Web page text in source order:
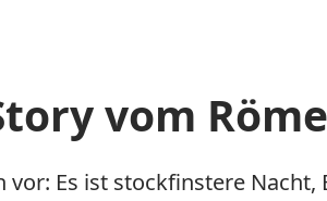
vom
vor: Es ist stockfinstere